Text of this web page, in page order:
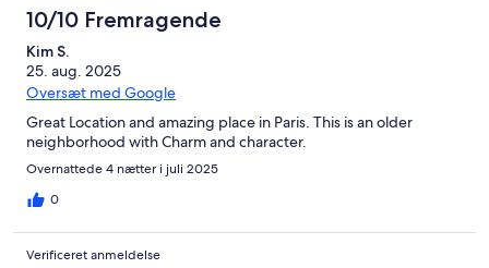
10/10 Fremragende
Kim S.
25. aug. 2025
Oversæt med Google
Great Location and amazing place in Paris. This is an older
neighborhood with Charm and character.
Overnattede 4 nætter i juli 2025
0
Verificeret anmeldelse